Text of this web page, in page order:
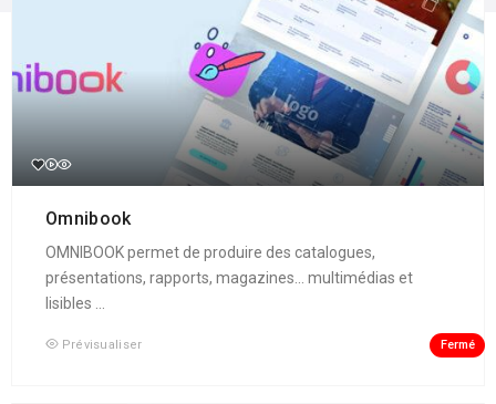
Omnibook
OMNIBOOK permet de produire des catalogues,
présentations, rapports, magazines... multimédias et
lisibles ...
Prévisualiser Fermé